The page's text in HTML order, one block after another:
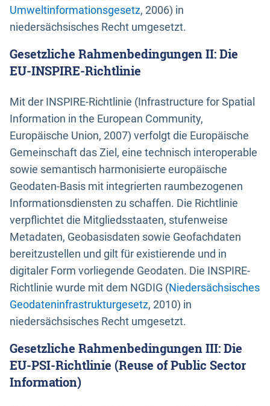
Umweltinformationsgesetz, 2006) in
niedersächsisches Recht umgesetzt.
Gesetzliche Rahmenbedingungen II: Die
EU-INSPIRE-Richtlinie
Mit der INSPIRE-Richtlinie (Infrastructure for Spatial
Information in the European Community,
Europäische Union, 2007) verfolgt die Europäische
Gemeinschaft das Ziel, eine technisch interoperable
sowie semantisch harmonisierte europäische
Geodaten-Basis mit integrierten raumbezogenen
Informationsdiensten zu schaffen. Die Richtlinie
verpflichtet die Mitgliedsstaaten, stufenweise
Metadaten, Geobasisdaten sowie Geofachdaten
bereitzustellen und gilt für existierende und in
digitaler Form vorliegende Geodaten. Die INSPIRE-
Richtlinie wurde mit dem NGDIG (Niedersächsisches
Geodateninfrastrukturgesetz, 2010) in
niedersächsisches Recht umgesetzt.
Gesetzliche Rahmenbedingungen III: Die
EU-PSI-Richtlinie (Reuse of Public Sector
Information)